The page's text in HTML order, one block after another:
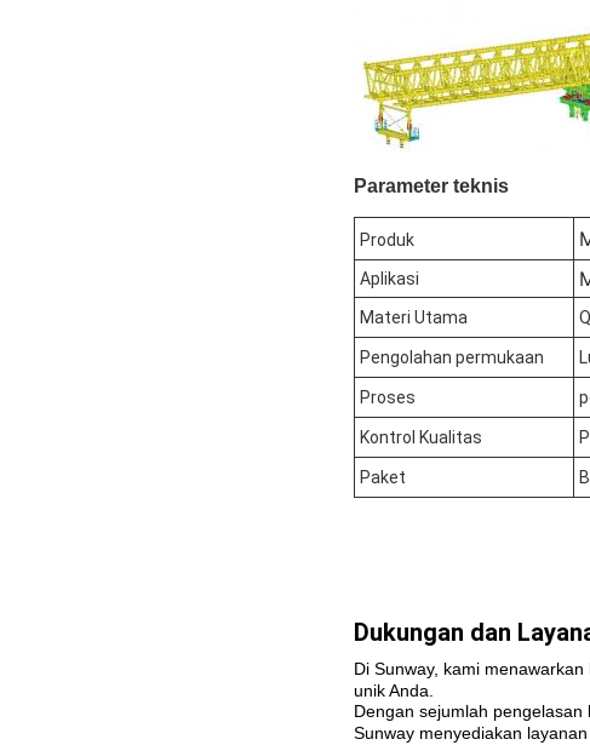
Parameter teknis
Produk
Aplikasi
Materi Utama
Pengolahan permukaan
Proses
Kontrol Kualitas
Paket
Dukungan dan
Di Sunway, kami
unik Anda.
Dengan sejumlah
Sunway menyediakan